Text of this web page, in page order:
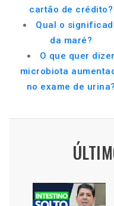
cartão de crédito?
Qual o
da maré?
O que quer dizer
microbiota
no exame de urina?